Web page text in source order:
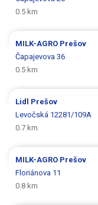
0.5 km
MILK-AGRO Prešov
Čapajevova 36
0.5 km
Lidl Prešov
Levočská 12281/109A
0.7 km
MILK-AGRO Prešov
Floriánova 11
0.8 km